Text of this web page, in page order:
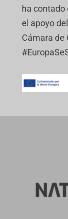
ha contado
el apoyo
Cámara de